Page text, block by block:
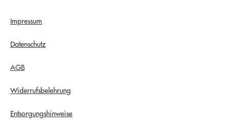
Impressum
Datenschutz
AGB
Widerrufsbelehrung
Entsorgungshinweise